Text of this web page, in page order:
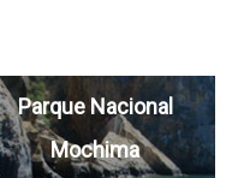
Parque Nacional
Mochima